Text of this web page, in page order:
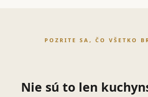
POZRITE SA, ČO VŠETKO
Nie sú to len